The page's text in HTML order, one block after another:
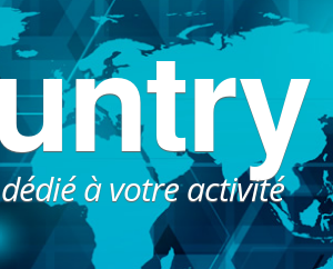
à votre activité